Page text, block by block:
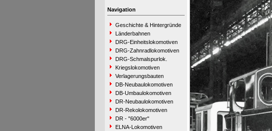
Navigation
Geschichte & Hintergründe
Länderbahnen
DRG-Einheitslokomotiven
DRG-Zahnradlokomotiven
DRG-Schmalspurlok.
Kriegslokomotiven
Verlagerungsbauten
DB-Neubaulokomotiven
DB-Umbaulokomotiven
DR-Neubaulokomotiven
DR-Rekolokomotiven
DR - "6000er"
ELNA-Lokomotiven